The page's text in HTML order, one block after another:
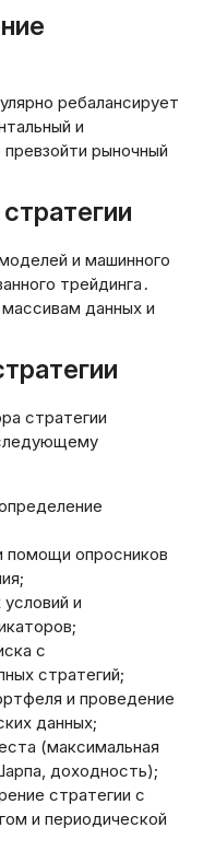
ребалансирует
и
рыночный
и машинного
трейдинга․
данных и
стратегии
помощи опросников
и
с
стратегий;
и проведение
данных;
(максимальная
доходность);
стратегии с
и периодической